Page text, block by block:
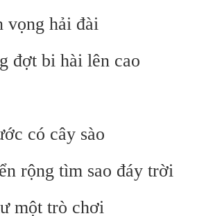
vọng hải đài
đợt bi hài lên cao
có cây sào
rộng tìm sao đáy trời
một trò chơi